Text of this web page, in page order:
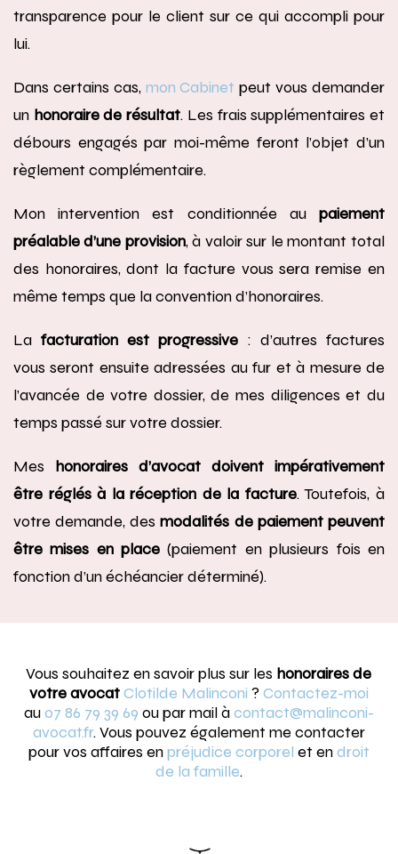
transparence pour le client sur ce qui accompli pour
lui.
Dans certains cas, mon Cabinet peut vous demander
un honoraire de résultat. Les frais supplémentaires et
débours engagés par moi-même feront l’objet d’un
règlement complémentaire.
Mon intervention est conditionnée au paiement
préalable d’une provision, à valoir sur le montant total
des honoraires, dont la facture vous sera remise en
même temps que la convention d’honoraires.
La facturation est progressive : d’autres factures
vous seront ensuite adressées au fur et à mesure de
l’avancée de votre dossier, de mes diligences et du
temps passé sur votre dossier.
Mes honoraires d’avocat doivent impérativement
être réglés à la réception de la facture. Toutefois, à
votre demande, desmodalités de paiement peuvent
être mises en place (paiement en plusieurs fois en
fonction d’un échéancier déterminé).
Vous souhaitez en savoir plus sur les honoraires de
votre avocatClotilde Malinconi ? Contactez-moi
au07 86 79 39 69 ou par mail àcontact@malinconi-
avocat.fr. Vous pouvez également me contacter
pour vos affaires enpréjudice corporel et endroit
de la famille.